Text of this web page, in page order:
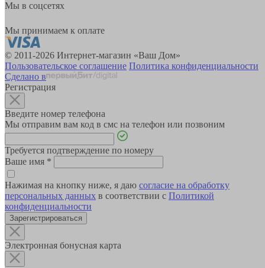
Мы в соцсетях
Мы принимаем к оплате
© 2011-2026 Интернет-магазин «Ваш Дом»
Пользовательское соглашение Политика конфиденциальности
Сделано в
Регистрация
Введите номер телефона
Мы отправим вам код в смс на телефон или позвоним
Требуется подтверждение по номеру
Ваше имя *
Нажимая на кнопку ниже, я даю согласие на обработку
персональных данных в соответствии с Политикой
конфиденциальности
Зарегистрироваться
Электронная бонусная карта